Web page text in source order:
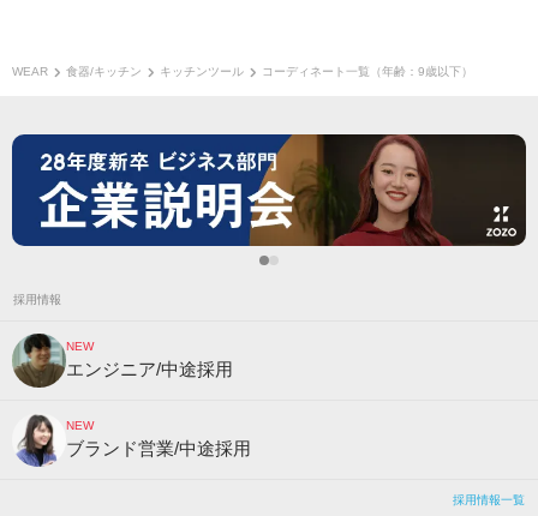
WEAR 食器/キッチン キッチンツール コーディネート一覧（年齢：9歳以下）
採用情報
NEW
エンジニア/中途採用
NEW
ブランド営業/中途採用
採用情報一覧